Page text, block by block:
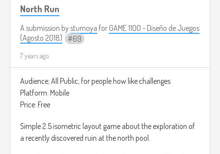
Once the player knows what it the word hidden and
underlined the player has won the level.
North Run
A submission bystumoya for GAME 1100 - Diseño de Juegos
(Agosto 2018)
69
7 years ago
Audience; All Public, for people how like challenges
Platform: Mobile
Price: Free
Simple 2.5 isometric layout game about the exploration of
a recently discovered ruin at the north pool.